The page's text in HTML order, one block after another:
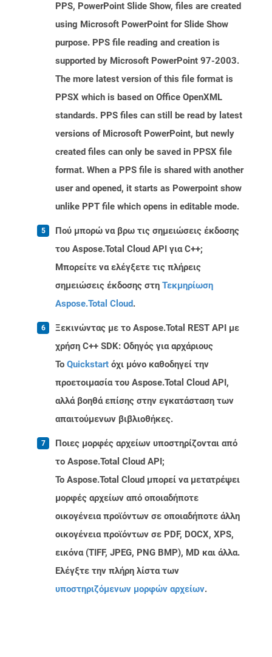
PPS, PowerPoint Slide Show, files are created
using Microsoft PowerPoint for Slide Show
purpose. PPS file reading and creation is
supported by Microsoft PowerPoint 97-2003.
The more latest version of this file format is
PPSX which is based on Office OpenXML
standards. PPS files can still be read by latest
versions of Microsoft PowerPoint, but newly
created files can only be saved in PPSX file
format. When a PPS file is shared with another
user and opened, it starts as Powerpoint show
unlike PPT file which opens in editable mode.
Πού μπορώ να βρω τις σημειώσεις έκδοσης
του Aspose.Total Cloud API για C++;
Μπορείτε να ελέγξετε τις πλήρεις
σημειώσεις έκδοσης στη Τεκμηρίωση
Aspose.Total Cloud.
Ξεκινώντας με το Aspose.Total REST API με
χρήση C++ SDK: Οδηγός για αρχάριους
Το Quickstart όχι μόνο καθοδηγεί την
προετοιμασία του Aspose.Total Cloud API,
αλλά βοηθά επίσης στην εγκατάσταση των
απαιτούμενων βιβλιοθήκες.
Ποιες μορφές αρχείων υποστηρίζονται από
το Aspose.Total Cloud API;
Το Aspose.Total Cloud μπορεί να μετατρέψει
μορφές αρχείων από οποιαδήποτε
οικογένεια προϊόντων σε οποιαδήποτε άλλη
οικογένεια προϊόντων σε PDF, DOCX, XPS,
εικόνα (TIFF, JPEG, PNG BMP), MD και άλλα.
Ελέγξτε την πλήρη λίστα των
υποστηριζόμενων μορφών αρχείων.